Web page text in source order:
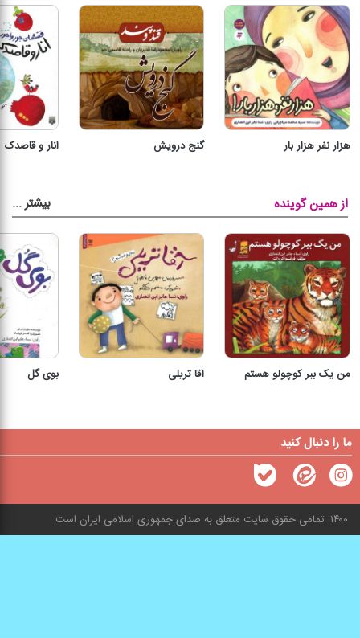
هزار نفر هزار بار گنج درویش انار و قاصدک
از همین گوینده بیشتر...
من یک ببر کوچولو هستم آقا تریلی بوی گل
ما را دنبال کنید
۱۴۰۰ تمامی حقوق سایت متعلق به صدای جمهوری اسلامی ایران است